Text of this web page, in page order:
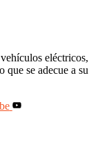
eléctricos,
que se adecue a su